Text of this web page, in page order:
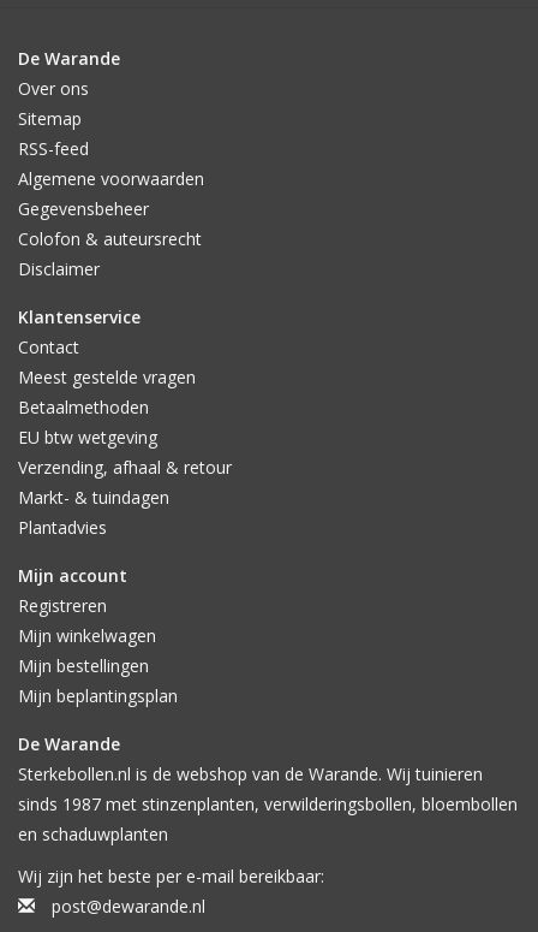
De Warande
Over ons
Sitemap
RSS-feed
Algemene voorwaarden
Gegevensbeheer
Colofon & auteursrecht
Disclaimer
Klantenservice
Contact
Meest gestelde vragen
Betaalmethoden
EU btw wetgeving
Verzending, afhaal & retour
Markt- & tuindagen
Plantadvies
Mijn account
Registreren
Mijn winkelwagen
Mijn bestellingen
Mijn beplantingsplan
De Warande
Sterkebollen.nl is de webshop van de Warande. Wij tuinieren
sinds 1987 met stinzenplanten, verwilderingsbollen, bloembollen
en schaduwplanten
Wij zijn het beste per e-mail bereikbaar:
post@dewarande.nl